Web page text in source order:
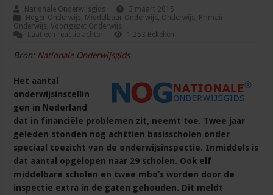
Nationale Onderwijsgids
3 maart 2015
Hoger Onderwijs, Middelbaar Onderwijs, Onderwijs, Primair
Onderwijs,Voortgezet Onderwijs
Laat een reactie achter
1,253 Bekeken
Bron: Nationale Onderwijsgids
Het aantal
onderwijsinstellin
gen in Nederland
dat in financiële problemen zit, neemt toe. Twee jaar
geleden stonden nog achttien basisscholen onder
speciaal toezicht van de onderwijsinspectie. Inmiddels is
dat aantal opgelopen naar 29 scholen. Ook elf
middelbare scholen en twee mbo’s worden door de
inspectie extra in de gaten gehouden. Dit meldt